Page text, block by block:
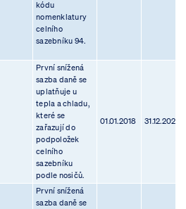
kódu
nomenklatury
celního
sazebníku 94.
První snížená
sazba daně se
uplatňuje u
tepla a chladu,
které se
zařazují do
podpoložek
celního
sazebníku
podle nosičů.
01.01.2018 31.12.2023
První snížená
sazba daně se